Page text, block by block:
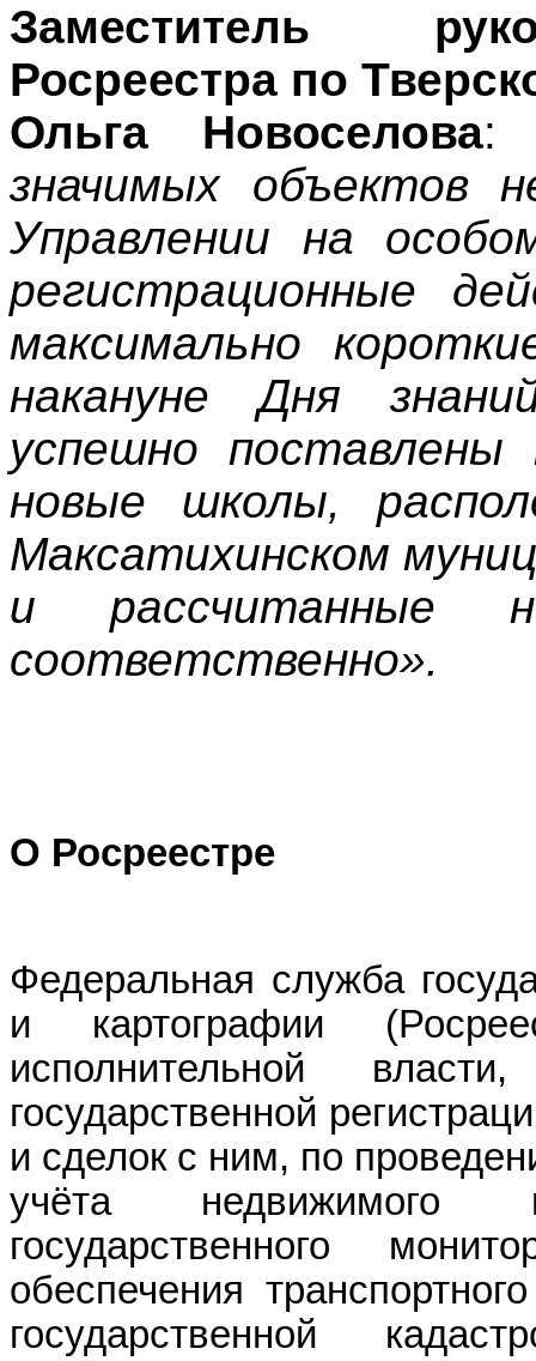
Заместитель
Росреестра по
Ольга Новоселова:
значимых объектов
Управлении на
регистрационные
максимально
накануне Дня
успешно
новые школы,
Максатихинском
и
соответственно».
О Росреестре
Федеральная служба
и картографии
исполнительной
государственной
и сделок с ним, по
учёта недвижимого
государственного
обеспечения
государственной